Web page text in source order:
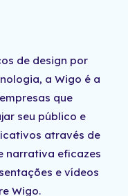
de design por
aWigo é a
que
seu público e
através de
narrativa eficazes
e vídeos
Wigo.